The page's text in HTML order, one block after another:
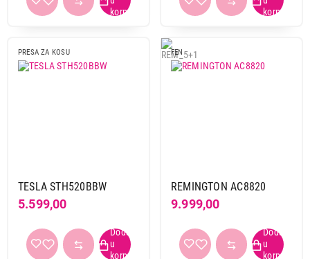
PRESA ZA KOSU
TESLA STH520BBW
5.599,00
FEN
REMINGTON AC8820
9.999,00